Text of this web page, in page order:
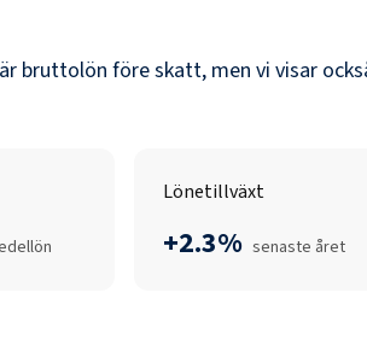
bruttolön före skatt, men vi visar
Lönetillväxt
+2.3% senaste året